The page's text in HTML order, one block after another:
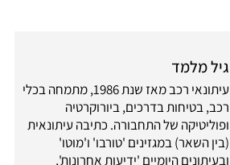
גיל מלמד
עיתונאי רכב מאז שנת 1986, מתמחה בכלי
רכב, בטיחות בדרכים, ביורוקרטיה
ופוליטיקה של התחבורה. כתיבה עיתונאית
(בין השאר) במגזינים 'טורבו' ו'מוטו'
ובעיתונים היומיים 'ידיעות אחרונות',